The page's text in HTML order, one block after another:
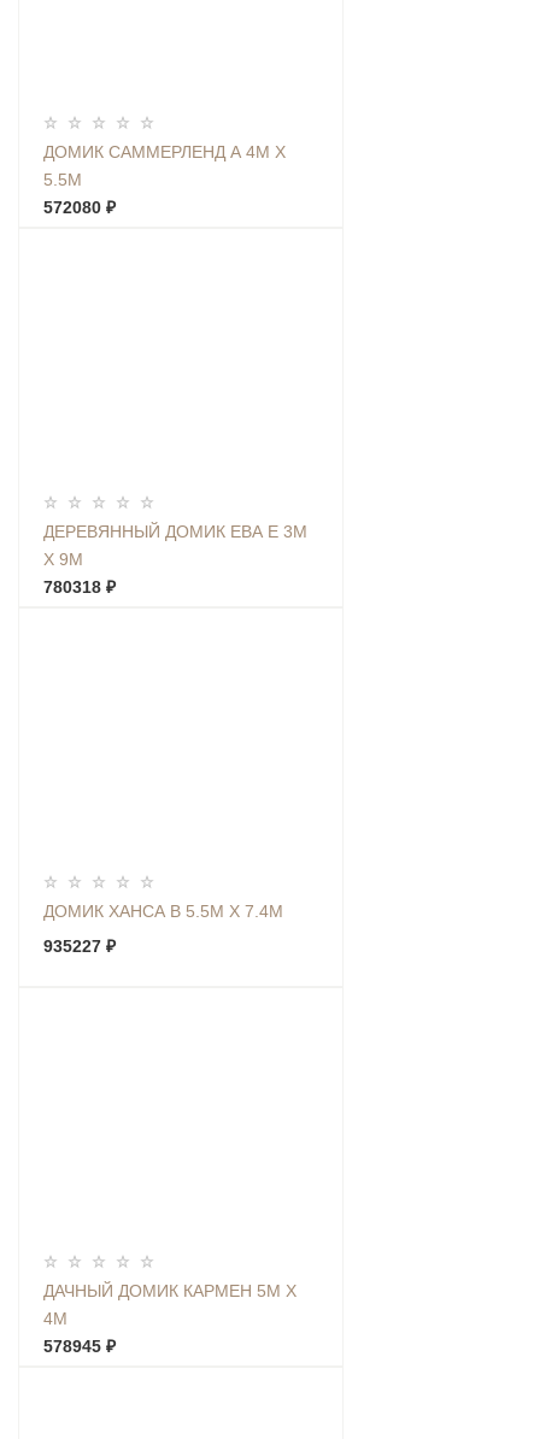
ДОМИК САММЕРЛЕНД А 4М Х
5.5М
572080 ₽
ДЕРЕВЯННЫЙ ДОМИК ЕВА Е 3М
Х 9М
780318 ₽
ДОМИК ХАНСА В 5.5М Х 7.4М
935227 ₽
ДАЧНЫЙ ДОМИК КАРМЕН 5М Х
4М
578945 ₽